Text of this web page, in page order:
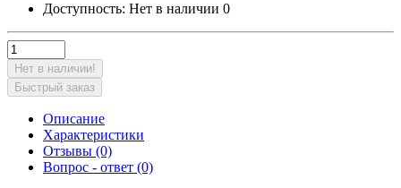
Доступность: Нет в наличии 0
Нет в наличии!
Быстрый заказ
Описание
Характеристики
Отзывы (0)
Вопрос - ответ (0)